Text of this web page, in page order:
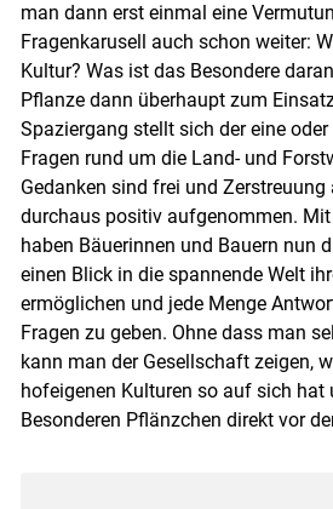
man dann erst einmal eine
Fragenkarusell auch schon weiter:
Kultur? Was ist das Besondere
Pflanze dann überhaupt zum
Spaziergang stellt sich der eine
Fragen rund um die Land- und
Gedanken sind frei und Zerstreuung
durchaus positiv aufgenommen.
haben Bäuerinnen und Bauern nun
einen Blick in die spannende Welt
ermöglichen und jede Menge
Fragen zu geben. Ohne dass man
kann man der Gesellschaft zeigen,
hofeigenen Kulturen so auf sich hat
Besonderen Pflänzchen direkt vor